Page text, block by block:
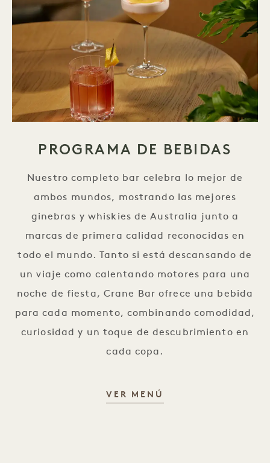
PROGRAMA DE BEBIDAS
Nuestro completo bar celebra lo mejor de
ambos mundos, mostrando las mejores
ginebras y whiskies de Australia junto a
marcas de primera calidad reconocidas en
todo el mundo. Tanto si está descansando de
un viaje como calentando motores para una
noche de fiesta, Crane Bar ofrece una bebida
para cada momento, combinando comodidad,
curiosidad y un toque de descubrimiento en
cada copa.
VER MENÚ